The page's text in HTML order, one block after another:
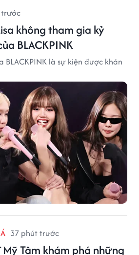
không tham gia kỷ
BLACKPINK
BLACKPINK là sự kiện được khán
37 phút trước
Tâm khám phá những